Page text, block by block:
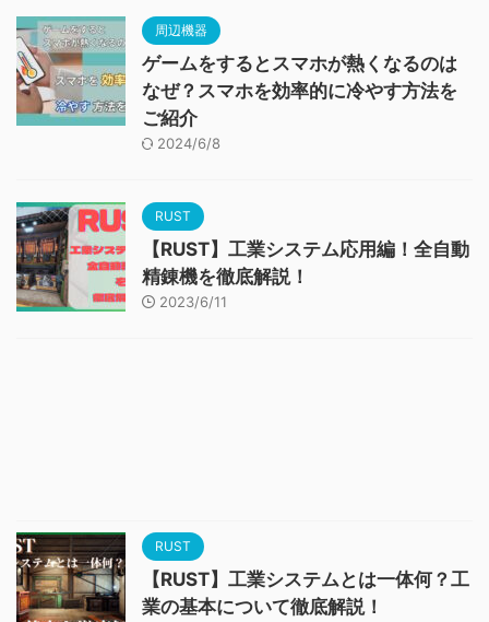
周辺機器
ゲームをするとスマホが熱くなるのは
なぜ？スマホを効率的に冷やす方法を
ご紹介
2024/6/8
RUST
【RUST】工業システム応用編！全自動
精錬機を徹底解説！
2023/6/11
RUST
【RUST】工業システムとは一体何？工
業の基本について徹底解説！